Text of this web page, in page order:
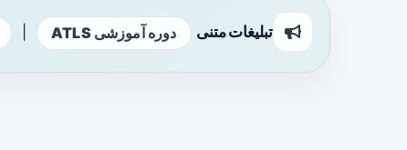
تبلیغات متنی دوره آموزشی ATLS